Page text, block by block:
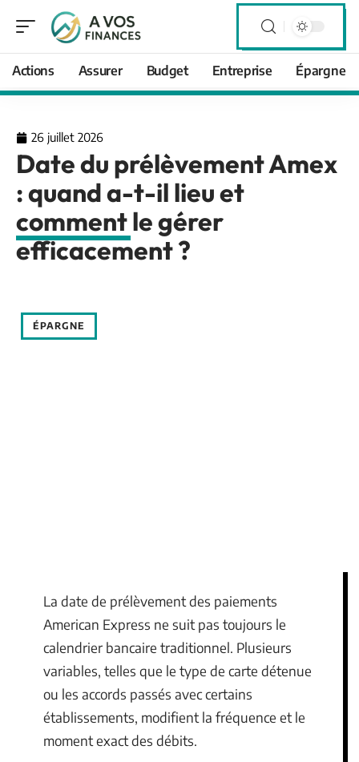
Actions Assurer Budget Entreprise Épargne
26 juillet 2026
Date du prélèvement Amex
: quand a-t-il lieu et
comment le gérer
efficacement ?
ÉPARGNE
La date de prélèvement des paiements
American Express ne suit pas toujours le
calendrier bancaire traditionnel. Plusieurs
variables, telles que le type de carte détenue
ou les accords passés avec certains
établissements, modifient la fréquence et le
moment exact des débits.